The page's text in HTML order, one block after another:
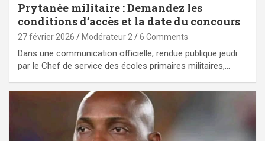
Prytanée militaire : Demandez les
conditions d’accès et la date du concours
27 février 2026 Modérateur 2 6 Comments
Dans une communication officielle, rendue publique jeudi
par le Chef de service des écoles primaires militaires,…